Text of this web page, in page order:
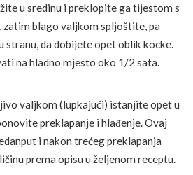
u sredinu i preklopite ga tijestom s
zatim blago valjkom spljoštite, pa
stranu, da dobijete opet oblik kocke.
na hladno mjesto oko 1/2 sata.
valjkom (lupkajući) istanjite opet u
preklapanje i hlađenje. Ovaj
i nakon trećeg preklapanja
prema opisu u željenom receptu.